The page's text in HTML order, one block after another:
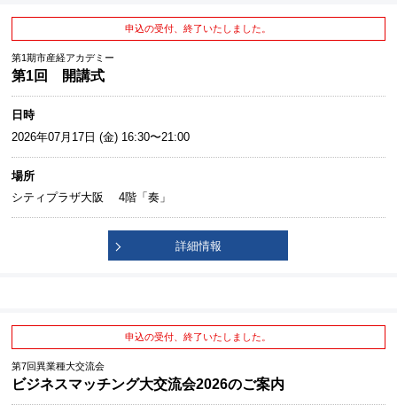
申込の受付、終了いたしました。
第1期市産経アカデミー
第1回 開講式
日時
2026年07月17日 (金) 16:30〜21:00
場所
シティプラザ大阪 4階「奏」
詳細情報
申込の受付、終了いたしました。
第7回異業種大交流会
ビジネスマッチング大交流会2026のご案内